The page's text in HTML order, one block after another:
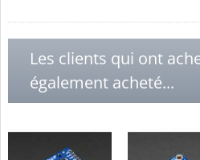
Les clients qui ont
également acheté...